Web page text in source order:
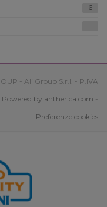
6
1
- Ali Group S.r.l. - P.IVA
Powered by antherica.com -
Preferenze cookies